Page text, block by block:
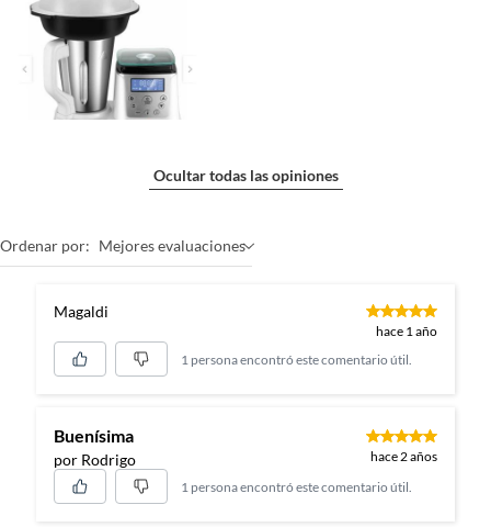
Ocultar todas las opiniones
Ordenar por: Mejores evaluaciones
Magaldi
hace 1 año
1 persona encontró este comentario útil.
Buenísima
por Rodrigo
hace 2 años
1 persona encontró este comentario útil.